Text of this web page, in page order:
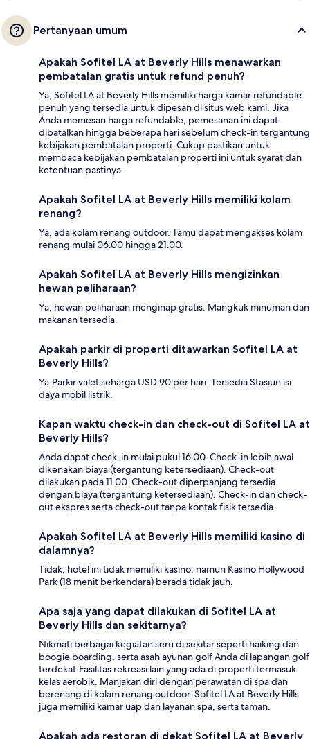
Pertanyaan umum
Apakah Sofitel LA at Beverly Hills menawarkan
pembatalan gratis untuk refund penuh?
Ya, Sofitel LA at Beverly Hills memiliki harga kamar refundable
penuh yang tersedia untuk dipesan di situs web kami. Jika
Anda memesan harga refundable, pemesanan ini dapat
dibatalkan hingga beberapa hari sebelum check-in tergantung
kebijakan pembatalan properti. Cukup pastikan untuk
membaca kebijakan pembatalan properti ini untuk syarat dan
ketentuan pastinya.
Apakah Sofitel LA at Beverly Hills memiliki kolam
renang?
Ya, ada kolam renang outdoor. Tamu dapat mengakses kolam
renang mulai 06.00 hingga 21.00.
Apakah Sofitel LA at Beverly Hills mengizinkan
hewan peliharaan?
Ya, hewan peliharaan menginap gratis. Mangkuk minuman dan
makanan tersedia.
Apakah parkir di properti ditawarkan Sofitel LA at
Beverly Hills?
Ya.Parkir valet seharga USD 90 per hari. Tersedia Stasiun isi
daya mobil listrik.
Kapan waktu check-in dan check-out di Sofitel LA at
Beverly Hills?
Anda dapat check-in mulai pukul 16.00. Check-in lebih awal
dikenakan biaya (tergantung ketersediaan). Check-out
dilakukan pada 11.00. Check-out diperpanjang tersedia
dengan biaya (tergantung ketersediaan). Check-in dan check-
out ekspres serta check-out tanpa kontak fisik tersedia.
Apakah Sofitel LA at Beverly Hills memiliki kasino di
dalamnya?
Tidak, hotel ini tidak memiliki kasino, namun Kasino Hollywood
Park (18 menit berkendara) berada tidak jauh.
Apa saja yang dapat dilakukan di Sofitel LA at
Beverly Hills dan sekitarnya?
Nikmati berbagai kegiatan seru di sekitar seperti haiking dan
boogie boarding, serta asah ayunan golf Anda di lapangan golf
terdekat.Fasilitas rekreasi lain yang ada di properti termasuk
kelas aerobik. Manjakan diri dengan perawatan di spa dan
berenang di kolam renang outdoor. Sofitel LA at Beverly Hills
juga memiliki kamar uap dan layanan spa, serta taman.
Apakah ada restoran di dekat Sofitel LA at Beverly